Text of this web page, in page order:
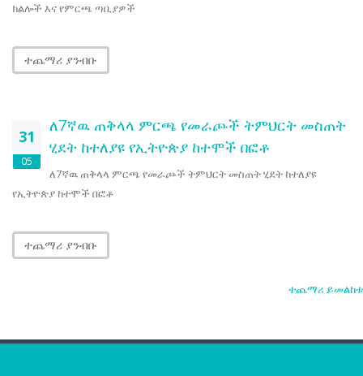
ክልሎች እና የምርጫ ጣቢያዎች
ተጨማሪ ያንብቡ
31
05
ለ7ኛዉ ጠቅላላ ምርጫ የመራጮች ትምህርት መስጠት
ሂደት ከተለያዩ የኢትዮጵያ ከተሞች በፎቶ
ለ7ኛዉ ጠቅላላ ምርጫ የመራጮች ትምህርት መስጠት ሂደት ከተለያዩ
የኢትዮጵያ ከተሞች በፎቶ
ተጨማሪ ያንብቡ
ተጨማሪ ይመልከቱ